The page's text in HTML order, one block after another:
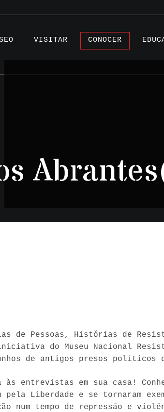
VISITAR CONOCER
de Pessoas, Histórias de
do Museu Nacional
de antigos presos políticos
às entrevistas em sua casa!
pela Liberdade e se tornaram
num tempo de repressão e